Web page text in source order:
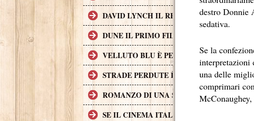
DAVID LYNCH IL REGISTA CHE MEDITA
DUNE IL PRIMO FILM DI FANTASCIENZA
VELLUTO BLU È PER MOLTI ASPETTI
STRADE PERDUTE È UNA CRIME
ROMANZO DI UNA STRAGE, UN FILM
SE IL CINEMA ITALIANO DEGLI ULTIMI
destro Donnie
sedativa.
Se la
interpretazioni
una delle
comprimari